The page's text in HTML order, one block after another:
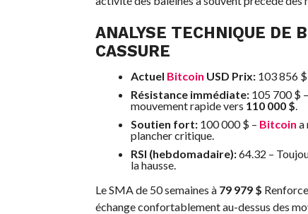
ANALYSE TECHNIQUE DE
CASSURE
Actuel Bitcoin USD Prix:103 856 $
Résistance immédiate:105 700 $
mouvement rapide vers 110 000 $.
Soutien fort:100 000 $ – Bitcoin a
plancher critique.
RSI (hebdomadaire):64.32 –
la hausse.
Le SMA de 50 semaines à 79 979 $
échange confortablement au-dessus des